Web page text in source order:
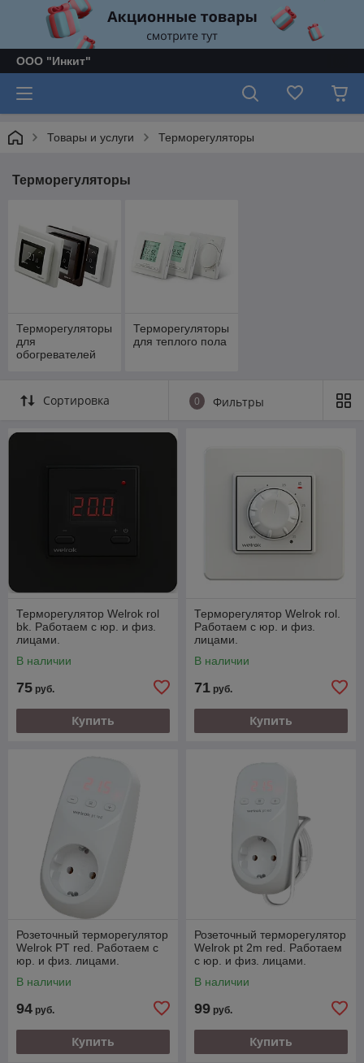
ООО "Инкит"
Товары и услуги Терморегуляторы
Терморегуляторы
Терморегуляторы
для
обогревателей
Терморегуляторы
для теплого пола
Сортировка 0 Фильтры
Терморегулятор Welrok rol
bk. Работаем с юр. и физ.
лицами.
В наличии
75 руб.
Купить
Терморегулятор Welrok rol.
Работаем с юр. и физ.
лицами.
В наличии
71 руб.
Купить
Розеточный терморегулятор
Welrok PT red. Работаем с
юр. и физ. лицами.
В наличии
94 руб.
Купить
Розеточный терморегулятор
Welrok pt 2m red. Работаем
с юр. и физ. лицами.
В наличии
99 руб.
Купить